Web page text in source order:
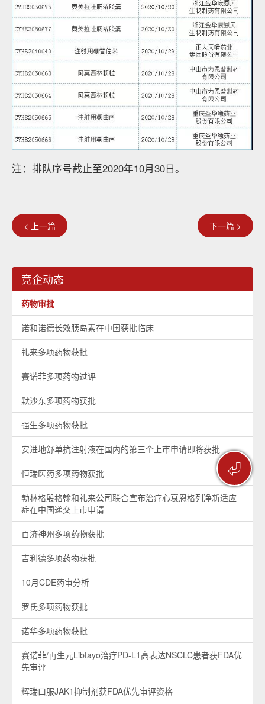
⏎
注：排队序号截止至2020年10月30日。
< 上一篇 下一篇 >
竞企动态
药物审批
诺和诺德长效胰岛素在中国获批临床
礼来多项药物获批
赛诺菲多项药物过评
默沙东多项药物获批
强生多项药物获批
安进地舒单抗注射液在国内的第三个上市申请即将获批
恒瑞医药多项药物获批
勃林格殷格翰和礼来公司联合宣布治疗心衰恩格列净新适应
症在中国递交上市申请
百济神州多项药物获批
吉利德多项药物获批
10月CDE药审分析
罗氏多项药物获批
诺华多项药物获批
赛诺菲/再生元Libtayo治疗PD-L1高表达NSCLC患者获FDA优
先审评
辉瑞口服JAK1抑制剂获FDA优先审评资格